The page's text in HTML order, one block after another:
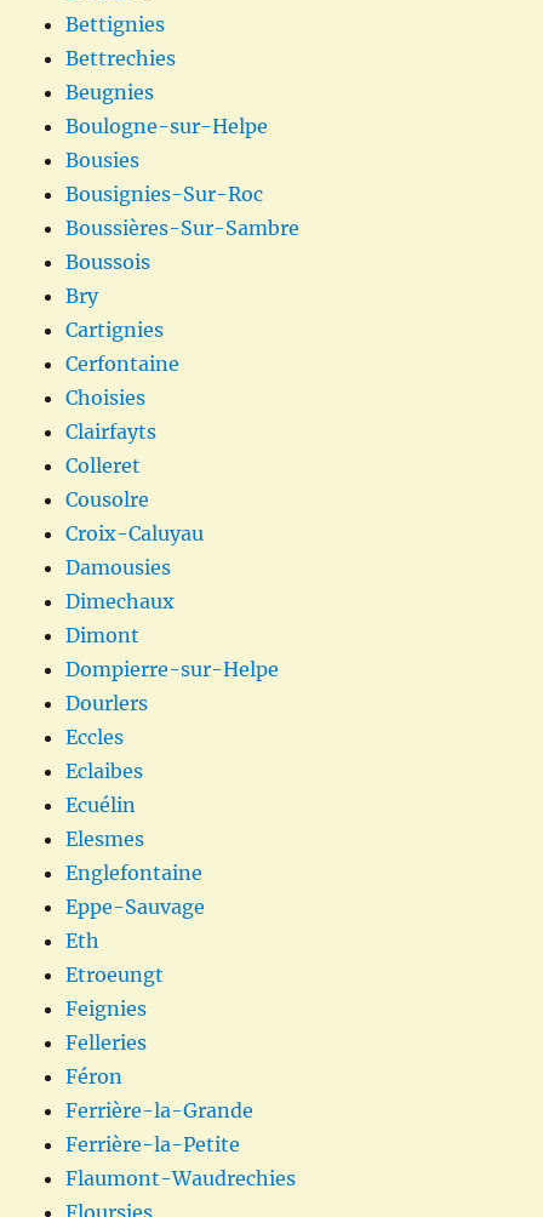
Bettignies
Bettrechies
Beugnies
Boulogne-sur-Helpe
Bousies
Bousignies-Sur-Roc
Boussières-Sur-Sambre
Boussois
Bry
Cartignies
Cerfontaine
Choisies
Clairfayts
Colleret
Cousolre
Croix-Caluyau
Damousies
Dimechaux
Dimont
Dompierre-sur-Helpe
Dourlers
Eccles
Eclaibes
Ecuélin
Elesmes
Englefontaine
Eppe-Sauvage
Eth
Etroeungt
Feignies
Felleries
Féron
Ferrière-la-Grande
Ferrière-la-Petite
Flaumont-Waudrechies
Floursies